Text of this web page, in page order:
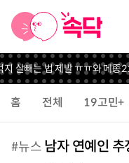
살빼는 법 제발 ㅠㅠ와 메종
홈 전체 19고민+
#뉴스 남자 연예인 추